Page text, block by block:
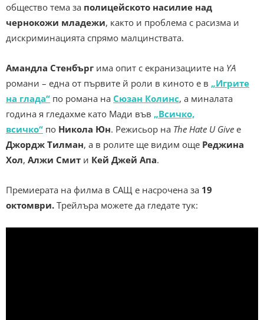
общество тема за полицейското насилие над
чернокожи младежи, както и проблема с расизма и
дискриминацията спрямо малцинствата.
Амандла Стенбърг има опит с екранизациите на YA
романи – една от първите й роли в киното е в „Игрите
на глада“ по романа на Сюзан Колинс, а миналата
година я гледахме като Мади във „Всичко,
всичко“ по Никола Юн. Режисьор на Тhe Hate U Give е
Джордж Тилман, а в ролите ще видим още Реджина
Хол, Алжи Смит и Кей Джей Апа.
Премиерата на филма в САЩ е насрочена за 19
октомври. Трейлъра можете да гледате тук: